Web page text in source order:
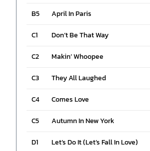
B5 April In Paris
C1 Don’t Be That Way
C2 Makin’ Whoopee
C3 They All Laughed
C4 Comes Love
C5 Autumn In New York
D1 Let’s Do It (Let’s Fall In Love)